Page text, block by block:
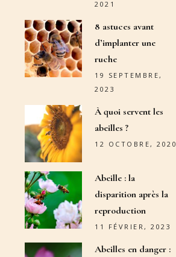
2021
8 astuces avant
d’implanter une
ruche
19 SEPTEMBRE,
2023
À quoi servent les
abeilles ?
12 OCTOBRE, 2020
Abeille : la
disparition après la
reproduction
11 FÉVRIER, 2023
Abeilles en danger :